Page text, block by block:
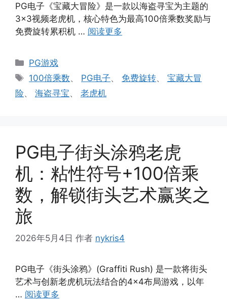
PG电子《宝藏大冒险》是一款以海盗寻宝为主题的
3×3视频老虎机，核心特色为最高100倍乘数奖励与
免费旋转累积机 … 阅读更多
分
类
PG游戏
标
签
100倍乘数、 PG电子、免费旋转、宝藏大冒
险、 海盗寻宝、 老虎机
PG电子街头涂鸦老虎
机：粘性符号+100倍乘
数，解锁街头艺术赢奖之
旅
2026年5月4日 作者 nykris4
PG电子《街头涂鸦》(Graffiti Rush) 是一款将街头
艺术与创新老虎机玩法结合的4×4布局游戏，以年
… 阅读更多